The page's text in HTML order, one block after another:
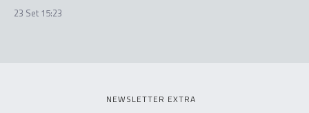
23 Set 15:23
NEWSLETTER EXTRA